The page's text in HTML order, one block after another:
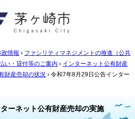
政情報 › ファシリティマネジメントの推進（公共
い・貸付等のご案内 › インターネット公有財産
財産売却の状況 › 令和7年8月29日公告インター
ーネット公有財産売却の実施